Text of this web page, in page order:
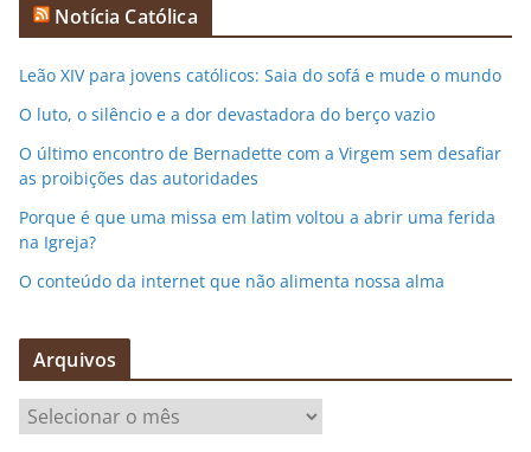
Notícia Católica
Leão XIV para jovens católicos: Saia do sofá e mude o mundo
O luto, o silêncio e a dor devastadora do berço vazio
O último encontro de Bernadette com a Virgem sem desafiar
as proibições das autoridades
Porque é que uma missa em latim voltou a abrir uma ferida
na Igreja?
O conteúdo da internet que não alimenta nossa alma
Arquivos